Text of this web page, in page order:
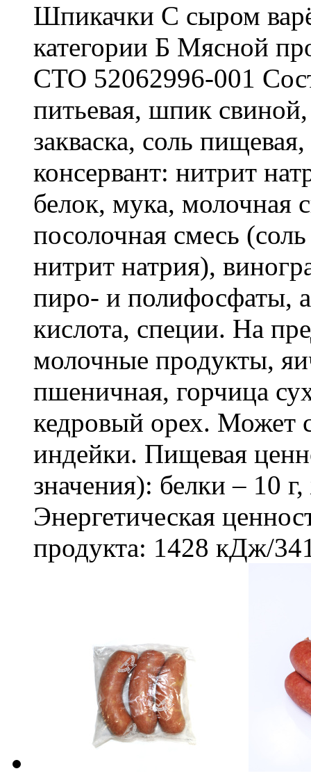
Шпикачки С сыром
категории Б Мясной
СТО 52062996-001
питьевая, шпик
закваска, соль
консервант: нитрит
белок, мука, молочная
посолочная смесь
нитрит натрия),
пиро- и полифосфаты,
кислота, специи. На
молочные продукты,
пшеничная, горчица
кедровый орех.
индейки. Пищевая
значения): белки – 10
Энергетическая
продукта: 1428 кДж/